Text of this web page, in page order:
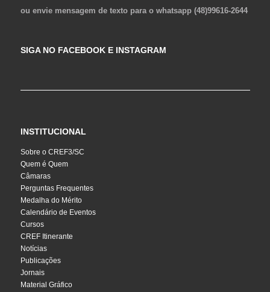
ou envie mensagem de texto para o whatsapp (48)99616-2644
SIGA NO FACEBOOK E INSTAGRAM
INSTITUCIONAL
Sobre o CREF3/SC
Quem é Quem
Câmaras
Perguntas Frequentes
Medalha do Mérito
Calendário de Eventos
Cursos
CREF Itinerante
Notícias
Publicações
Jornais
Material Gráfico